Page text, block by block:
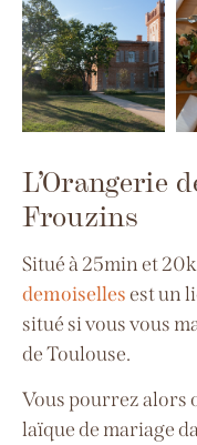
L’Orangerie
Frouzins
Situé à 25min et
demoisellesest un
situé si vous vous
de Toulouse.
Vous pourrez alors
laïque de mariage